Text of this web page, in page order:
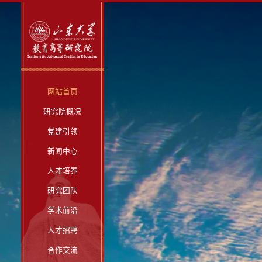
网站首页
研究院概况
党建引领
新闻中心
人才培养
研究团队
学术前沿
人才招聘
合作交流